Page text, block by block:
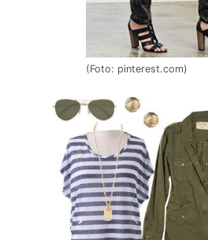
(Foto: pinterest.com)